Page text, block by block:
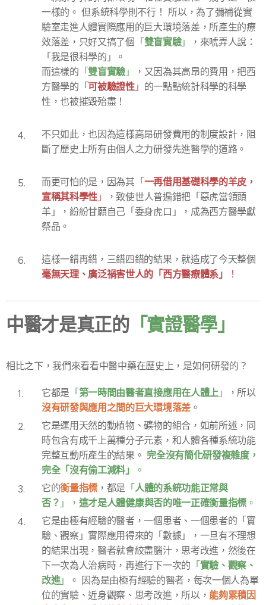
一樣的。 但系統科學則不行！ 所以，為了彌補從實
驗室走進人體實際應用的巨大環境落差，所產生的療
效落差，只好又搞了個 「 雙盲實驗」
，來唬弄人說：
「我是很科學的」。
而這樣的 「雙盲實驗 」
，又因為其高昂的費用，把西
方醫學的 「可被驗證性」 的一點點統計科學的科學
性，也被摧毀殆盡！
不只如此，也因為這樣高昂研發費用的制度設計，阻
斷了歷史上所有由個人之力研發先進醫學的道路。
而更可怕的是，因為其 「 一再借用基礎科學的羊皮，
宣稱其科學性 」
，致使世人普遍錯把「惡虎當領頭
羊」，紛紛甘願自己「委身虎口」，成為西方醫學獻
祭品。
這樣一錯再錯，三錯四錯的結果，就造成了今天整個
毫無天理、廣泛禍害世人的「西方醫療體系」 ！
中醫才是真正的「實證醫學」
相比之下，我們來看看中醫中藥在歷史上，是如何研發的？
它都是 「 第一時間由醫者直接應用在人體上」 ，所以
沒有研發與應用之間的巨大環境落差。
它是運用天然的動植物、礦物的組合，如前所述，同
時包含有成千上萬種分子元素，和人體各種系統功能
完整互動所產生的結果。 完全沒有簡化研發複雜度，
完全「沒有偷工減料」
。
它的衡量指標 ，都是 「 人體的系統功能正常與
否？ 」， 這才是人體健康與否的唯一正確衡量指標 。
它是由極有經驗的醫者，一個患者、一個患者的「實
驗、觀察」實際應用得來的「數據」，一旦有不理想
的結果出現，醫者就會絞盡腦汁，思考改進，然後在
下一次為人治病時，再進行下一次的 「 實驗、觀察、
改進」
。 因為是由極有經驗的醫者，每次一個人為單
位的實驗、近身觀察、思考改進，所以， 能夠累積因